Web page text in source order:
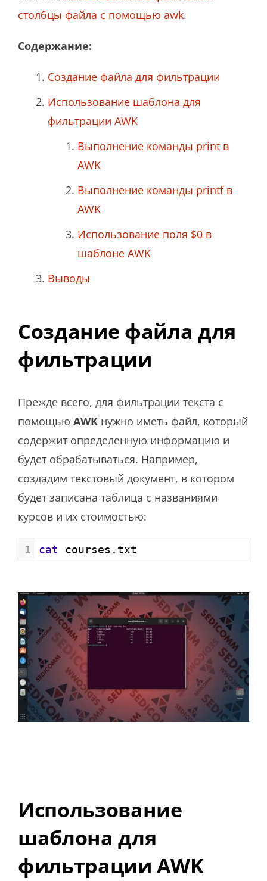
столбцы файла с помощью awk.
Содержание:
Создание файла для фильтрации
Использование шаблона для
фильтрации AWK
Выполнение команды print в
AWK
Выполнение команды printf в
AWK
Использование поля $0 в
шаблоне AWK
Выводы
Создание файла для
фильтрации
Прежде всего, для фильтрации текста с
помощью AWK нужно иметь файл, который
содержит определенную информацию и
будет обрабатываться. Например,
создадим текстовый документ, в котором
будет записана таблица с названиями
курсов и их стоимостью:
1 cat courses.txt
Использование
шаблона для
фильтрации AWK